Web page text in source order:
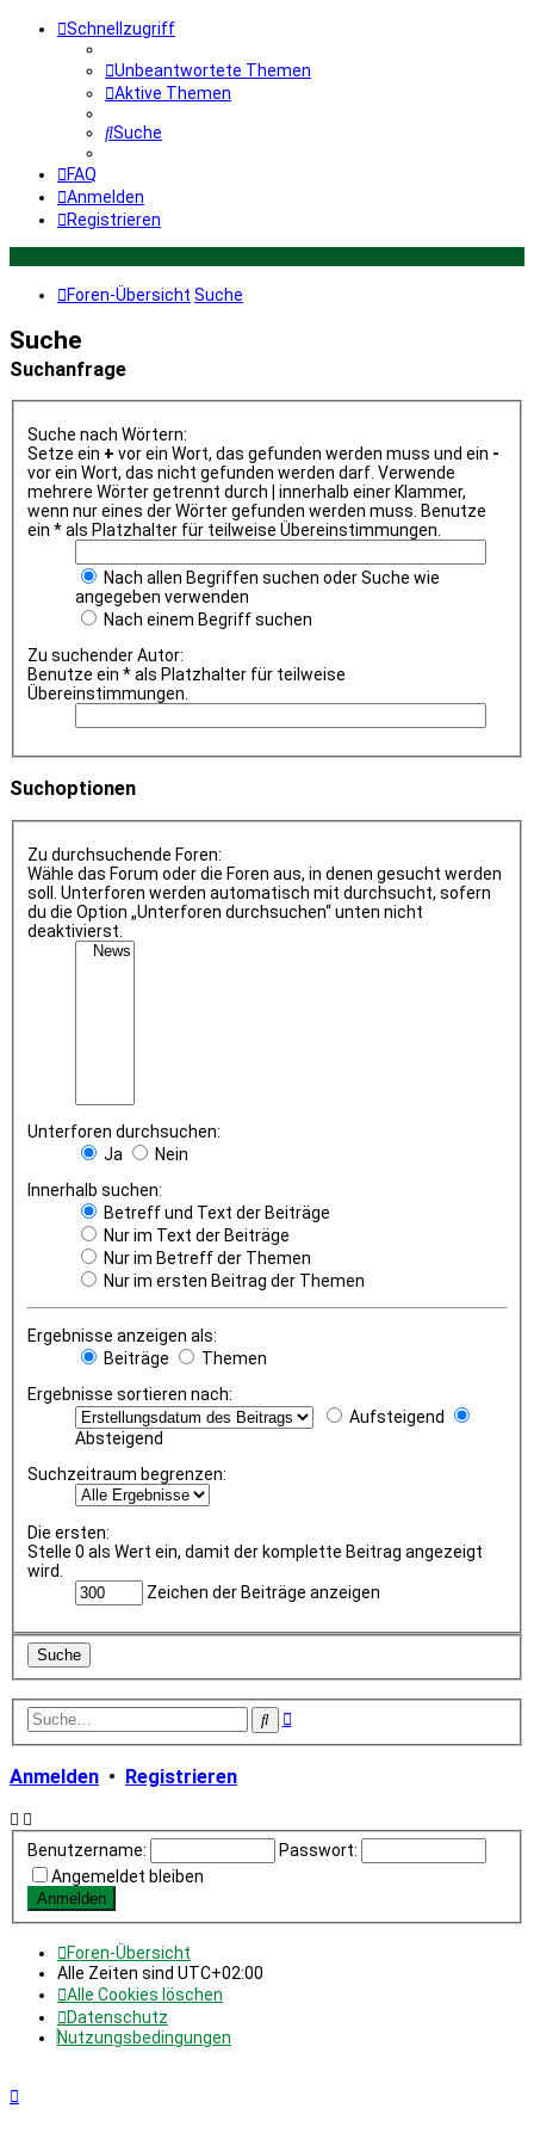
Schnellzugriff
Unbeantwortete Themen
Aktive Themen
Suche
FAQ
Anmelden
Registrieren
Foren-Übersicht Suche
Suche
Suchanfrage
Suche nach Wörtern:
Setze ein + vor ein Wort, das gefunden werden muss und ein -
vor ein Wort, das nicht gefunden werden darf. Verwende
mehrere Wörter getrennt durch
innerhalb einer Klammer,
wenn nur eines der Wörter gefunden werden muss. Benutze
ein * als Platzhalter für teilweise Übereinstimmungen.
Nach allen Begriffen suchen oder Suche wie
angegeben verwenden
Nach einem Begriff suchen
Zu suchender Autor:
Benutze ein * als Platzhalter für teilweise
Übereinstimmungen.
Suchoptionen
Zu durchsuchende Foren:
Wähle das Forum oder die Foren aus, in denen gesucht werden
soll. Unterforen werden automatisch mit durchsucht, sofern
du die Option „Unterforen durchsuchen“ unten nicht
deaktivierst.
Unterforen durchsuchen:
Ja
Nein
Innerhalb suchen:
Betreff und Text der Beiträge
Nur im Text der Beiträge
Nur im Betreff der Themen
Nur im ersten Beitrag der Themen
Ergebnisse anzeigen als:
Beiträge
Themen
Ergebnisse sortieren nach:
Aufsteigend
Absteigend
Suchzeitraum begrenzen:
Die ersten:
Stelle 0 als Wert ein, damit der komplette Beitrag angezeigt
wird.
Zeichen der Beiträge anzeigen
SucheErweiterte
Anmelden • Registrieren
Benutzername:
Passwort:
Angemeldet bleiben
Foren-Übersicht
Alle Zeiten sind UTC+02:00
Alle Cookies löschen
Datenschutz
Nutzungsbedingungen